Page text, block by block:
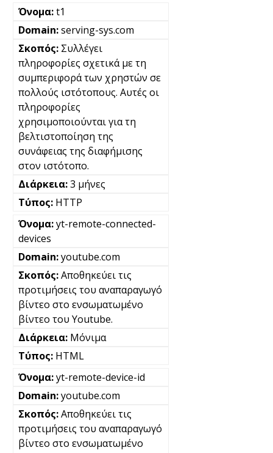
t1
serving-sys.com
Συλλέγει
πληροφορίες σχετικά με τη
συμπεριφορά των χρηστών σε
πολλούς ιστότοπους. Αυτές οι
πληροφορίες
χρησιμοποιούνται για τη
βελτιστοποίηση της
συνάφειας της διαφήμισης
στον ιστότοπο.
3 μήνες
HTTP
yt-remote-connected-
devices
youtube.com
Αποθηκεύει τις
προτιμήσεις του αναπαραγωγό
βίντεο στο ενσωματωμένο
βίντεο του Youtube.
Μόνιμα
HTML
yt-remote-device-id
youtube.com
Αποθηκεύει τις
προτιμήσεις του αναπαραγωγό
βίντεο στο ενσωματωμένο